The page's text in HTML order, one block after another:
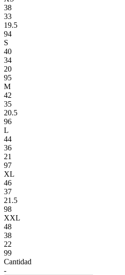
38
33
19.5
94
S
40
34
20
95
M
42
35
20.5
96
L
44
36
21
97
XL
46
37
21.5
98
XXL
48
38
22
99
Cantidad
-